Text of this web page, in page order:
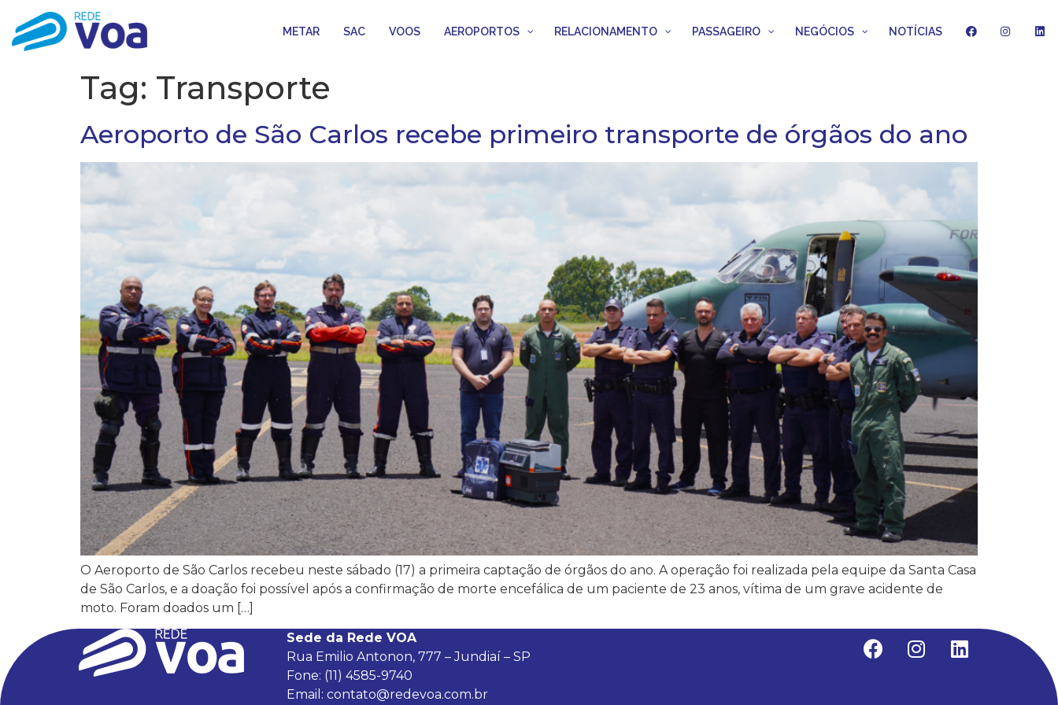
METAR SAC VOOS AEROPORTOS RELACIONAMENTO PASSAGEIRO NEGÓCIOS NOTÍCIAS
Tag: Transporte
Aeroporto de São Carlos recebe primeiro transporte de órgãos do ano
O Aeroporto de São Carlos recebeu neste sábado (17) a primeira captação de órgãos do ano. A operação foi realizada pela equipe da Santa Casa
de São Carlos, e a doação foi possível após a confirmação de morte encefálica de um paciente de 23 anos, vítima de um grave acidente de
moto. Foram doados um […]
Sede da Rede VOA
Rua Emilio Antonon, 777 – Jundiaí – SP
Fone: (11) 4585-9740
Email: contato@redevoa.com.br